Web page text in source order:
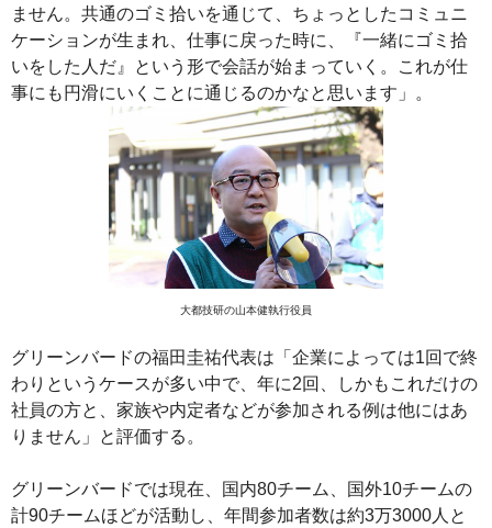
ません。共通のゴミ拾いを通じて、ちょっとしたコミュニ
ケーションが生まれ、仕事に戻った時に、『一緒にゴミ拾
いをした人だ』という形で会話が始まっていく。これが仕
事にも円滑にいくことに通じるのかなと思います」。
大都技研の山本健執行役員
グリーンバードの福田圭祐代表は「企業によっては1回で終
わりというケースが多い中で、年に2回、しかもこれだけの
社員の方と、家族や内定者などが参加される例は他にはあ
りません」と評価する。
グリーンバードでは現在、国内80チーム、国外10チームの
計90チームほどが活動し、年間参加者数は約3万3000人と